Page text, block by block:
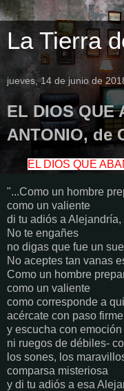
La Tierra
jueves, 14 de junio de
EL DIOS QUE
ANTONIO, de
EL DIOS QUE
"...Como un hombre
como un valiente
di tu adiós a
No te engañes
no digas que fue un
No aceptes tan vanas
Como un hombre
como un valiente
como corresponde a
acércate con paso
y escucha con
ni ruegos de débiles-
los sones, los
comparsa misteriosa
y di tu adiós a esa